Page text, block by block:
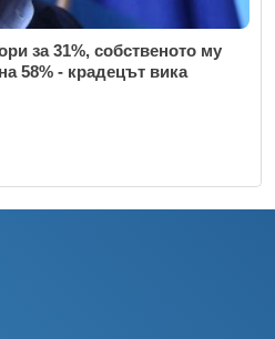
за 31%, собственото му
58% - крадецът вика